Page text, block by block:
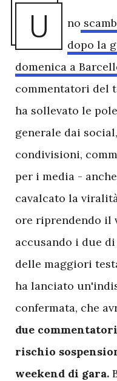
U no
dopo la
domenica a
commentatori del
ha sollevato le
generale dai
condivisioni,
per i media -
cavalcato la
ore riprendendo il
accusando i due
delle maggiori
ha lanciato
confermata, che
due
rischio
weekend di gara.